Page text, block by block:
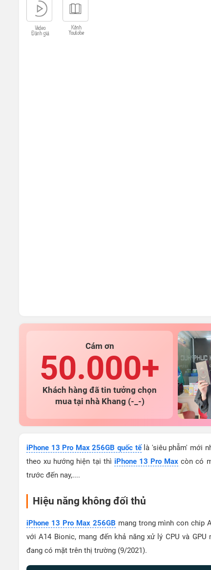
Cám ơn
50.000+
Khách hàng đã tin tưởng chọn
mua tại nhà Khang (-_-)
iPhone 13 Pro Max 256GB quốc tếlà 'siêu phẫm' mới
theo xu hướng hiện tại thì iPhone 13 Pro Max còn có
trước đến nay,....
Hiệu năng không đối thủ
iPhone 13 Pro Max 256GB mang trong mình con chip
với A14 Bionic, mang đến khả năng xử lý CPU và
đang có mặt trên thị trường (9/2021).